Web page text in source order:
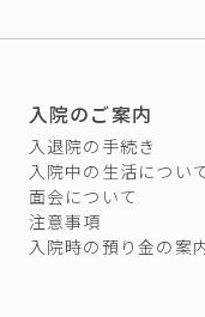
入院のご案内
入退院の手続き
入院中の生活につい
面会について
注意事項
入院時の預り金の案